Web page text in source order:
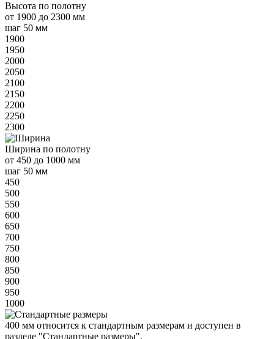
Высота по полотну
от 1900 до 2300 мм
шаг 50 мм
1900
1950
2000
2050
2100
2150
2200
2250
2300
Ширина по полотну
от 450 до 1000 мм
шаг 50 мм
450
500
550
600
650
700
750
800
850
900
950
1000
400 мм относится к стандартным размерам и доступен в
разделе "Стандартные размеры".